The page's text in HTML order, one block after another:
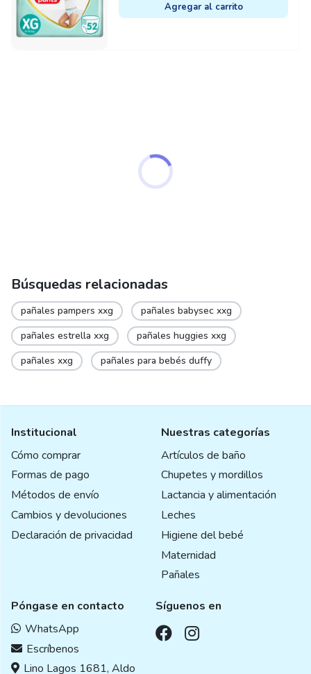
Agregar al carrito
Búsquedas relacionadas
pañales pampers xxg
pañales babysec xxg
pañales estrella xxg
pañales huggies xxg
pañales xxg
pañales para bebés duffy
Institucional
Cómo comprar
Formas de pago
Métodos de envío
Cambios y devoluciones
Declaración de privacidad
Nuestras categorías
Artículos de baño
Chupetes y mordillos
Lactancia y alimentación
Leches
Higiene del bebé
Maternidad
Pañales
Póngase en contacto
WhatsApp
Escríbenos
Lino Lagos 1681, Aldo
Síguenos en